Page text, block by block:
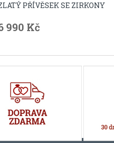
PŘÍVĚSEK SE ZIRKONY
990 Kč